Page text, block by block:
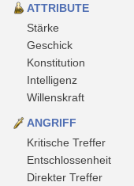
ATTRIBUTE
Stärke
Geschick
Konstitution
Intelligenz
Willenskraft
ANGRIFF
Kritische Treffer
Entschlossenheit
Direkter Treffer